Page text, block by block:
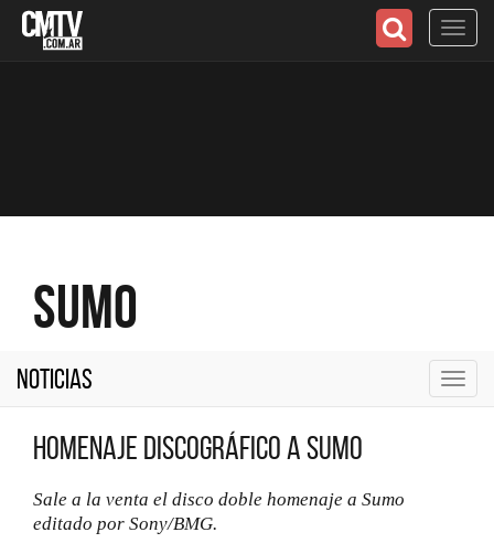
Sumo
Noticias
Homenaje discográfico a Sumo
Sale a la venta el disco doble homenaje a Sumo
editado por Sony/BMG.